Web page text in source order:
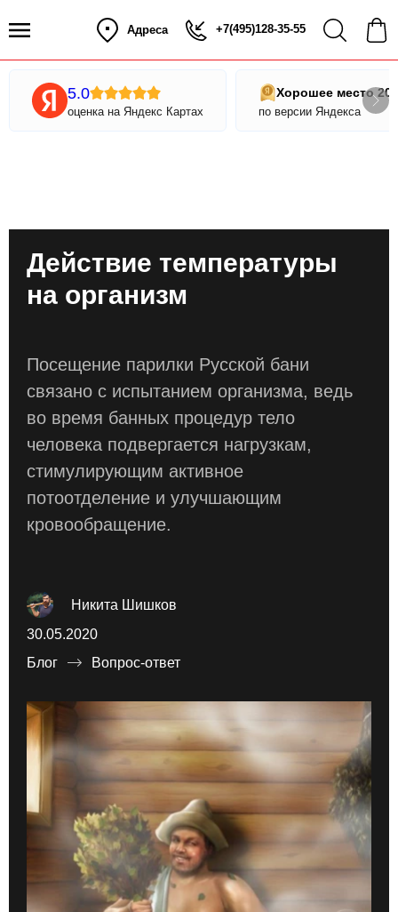
Адреса +7(495)128-35-55
5.0
оценка на Яндекс Картах
Хорошее место
по версии Яндекса
Действие температуры
на организм
Посещение парилки Русской бани
связано с испытанием организма, ведь
во время банных процедур тело
человека подвергается нагрузкам,
стимулирующим активное
потоотделение и улучшающим
кровообращение.
Никита Шишков
30.05.2020
Блог
Вопрос-ответ